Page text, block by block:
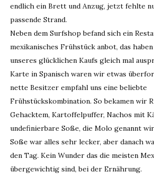
endlich ein Brett und Anzug, jetzt fehlte
passende Strand.
Neben dem Surfshop befand sich ein
mexikanisches Frühstück anbot, das
unseres glücklichen Kaufs gleich mal
Karte in Spanisch waren wir etwas
nette Besitzer empfahl uns eine beliebte
Frühstückskombination. So bekamen wir
Gehacktem, Kartoffelpuffer, Nachos mit
undefinierbare Soße, die Molo genannt
Soße war alles sehr lecker, aber danach
den Tag. Kein Wunder das die meisten
übergewichtig sind, bei der Ernährung.